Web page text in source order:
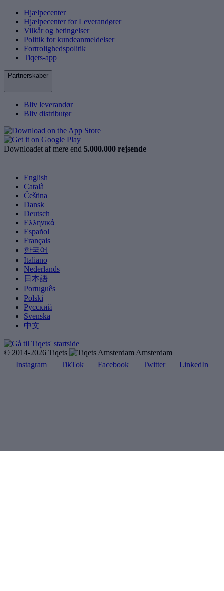
Hjælpecenter
Hjælpecenter for Leverandører
Vilkår og betingelser
Politik for kundeanmeldelser
Fortrolighedspolitik
Tiqets-app
Partnerskaber
Bliv leverandør
Bliv distributør
Downloadet af mere end 5.000.000 rejsende
English
Català
Čeština
Dansk
Deutsch
Ελληνικά
Español
Français
한국어
Italiano
Nederlands
日本語
Português
Polski
Русский
Svenska
中文
© 2014-2026 Tiqets
Amsterdam
Instagram
TikTok Facebook Twitter LinkedIn